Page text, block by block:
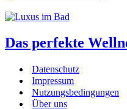
Das perfekte
Datenschutz
Impressum
Nutzungsbedingungen
Über uns